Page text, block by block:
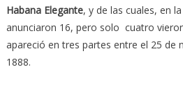
Habana Elegante, y de las cuales, en
anunciaron 16, pero solo cuatro
apareció en tres partes entre el 25 de
1888.